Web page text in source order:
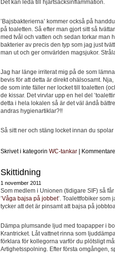
Det kan leda till hjärtsäcksinflammation.
’Bajsbakterierna’ kommer också på
på toaletten. Så efter man gjort sitt så
med tvål och vatten och sedan torkar man
bakterier av precis den typ som jag just
man ut och ger omvärlden magsjukor.
Jag har länge irriterat mig på de som
bevis för att detta är direkt ohälsosamt.
de som inte fäller ner locket till toaletten
de kissar. Det virvlar upp en hel del
detta i hela lokalen så är det väl ändå
andras hygienartiklar?!!
Så sitt ner och stäng locket innan du
Skrivet i kategorin WC-tankar
Skittidning
1 november 2011
Som medlem i Unionen (tidigare SIF) så
’Våga bajsa på jobbet’. Toalettfobiker som
tycker att det är pinsamt att bajsa på
Dämpa plumsande ljud med toapapper i
Krantricket. Låt vattnet rinna som
förklara för kollegorna varför du plötsligt
Artighetsspolning. Efter första omgången,